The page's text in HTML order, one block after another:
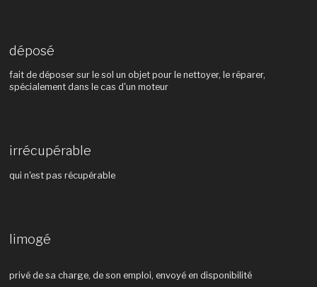
déposé
fait de déposer sur le sol un objet pour le nettoyer, le réparer,
spécialement dans le cas d'un moteur
irrécupérable
qui n'est pas récupérable
limogé
privé de sa charge, de son emploi, envoyé en disponibilité